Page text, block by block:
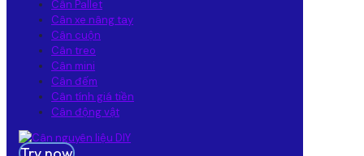
Cân Pallet
Cân xe nâng tay
Cân cuộn
Cân treo
Cân mini
Cân đếm
Cân tính giá tiền
Cân động vật